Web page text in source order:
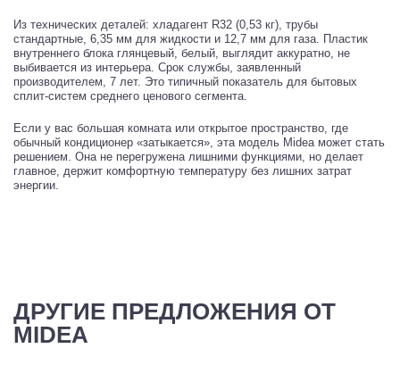
Из технических деталей: хладагент R32 (0,53 кг), трубы
стандартные, 6,35 мм для жидкости и 12,7 мм для газа. Пластик
внутреннего блока глянцевый, белый, выглядит аккуратно, не
выбивается из интерьера. Срок службы, заявленный
производителем, 7 лет. Это типичный показатель для бытовых
сплит-систем среднего ценового сегмента.
Если у вас большая комната или открытое пространство, где
обычный кондиционер «затыкается», эта модель Midea может стать
решением. Она не перегружена лишними функциями, но делает
главное, держит комфортную температуру без лишних затрат
энергии.
ДРУГИЕ ПРЕДЛОЖЕНИЯ ОТ
MIDEA